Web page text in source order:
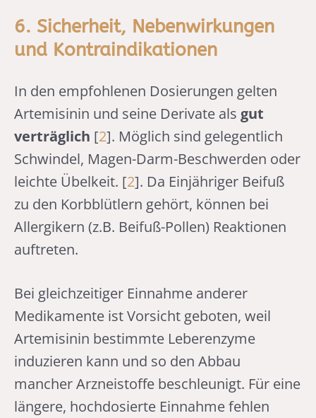
6. Sicherheit, Nebenwirkungen
und Kontraindikationen
In den empfohlenen Dosierungen gelten
Artemisinin und seine Derivate als gut
verträglich [2]. Möglich sind gelegentlich
Schwindel, Magen-Darm-Beschwerden oder
leichte Übelkeit. [2]. Da Einjähriger Beifuß
zu den Korbblütlern gehört, können bei
Allergikern (z.B. Beifuß-Pollen) Reaktionen
auftreten.
Bei gleichzeitiger Einnahme anderer
Medikamente ist Vorsicht geboten, weil
Artemisinin bestimmte Leberenzyme
induzieren kann und so den Abbau
mancher Arzneistoffe beschleunigt. Für eine
längere, hochdosierte Einnahme fehlen